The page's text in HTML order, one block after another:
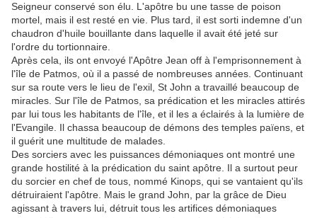
Seigneur conservé son élu. L'apôtre bu une tasse de poison
mortel, mais il est resté en vie. Plus tard, il est sorti indemne d'un
chaudron d'huile bouillante dans laquelle il avait été jeté sur
l'ordre du tortionnaire.
Après cela, ils ont envoyé l'Apôtre Jean off à l'emprisonnement à
l'île de Patmos, où il a passé de nombreuses années. Continuant
sur sa route vers le lieu de l'exil, St John a travaillé beaucoup de
miracles. Sur l'île de Patmos, sa prédication et les miracles attirés
par lui tous les habitants de l'île, et il les a éclairés à la lumière de
l'Evangile. Il chassa beaucoup de démons des temples païens, et
il guérit une multitude de malades.
Des sorciers avec les puissances démoniaques ont montré une
grande hostilité à la prédication du saint apôtre. Il a surtout peur
du sorcier en chef de tous, nommé Kinops, qui se vantaient qu'ils
détruiraient l'apôtre. Mais le grand John, par la grâce de Dieu
agissant à travers lui, détruit tous les artifices démoniaques